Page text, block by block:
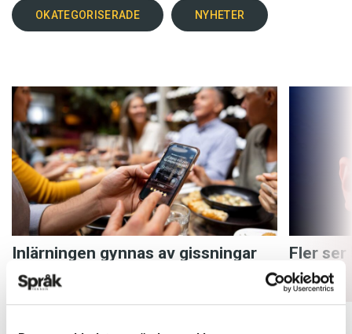
OKATEGORISERADE NYHETER
Inlärningen gynnas av gissningar
ARTIKLAR
Fler
ARTIKLAR